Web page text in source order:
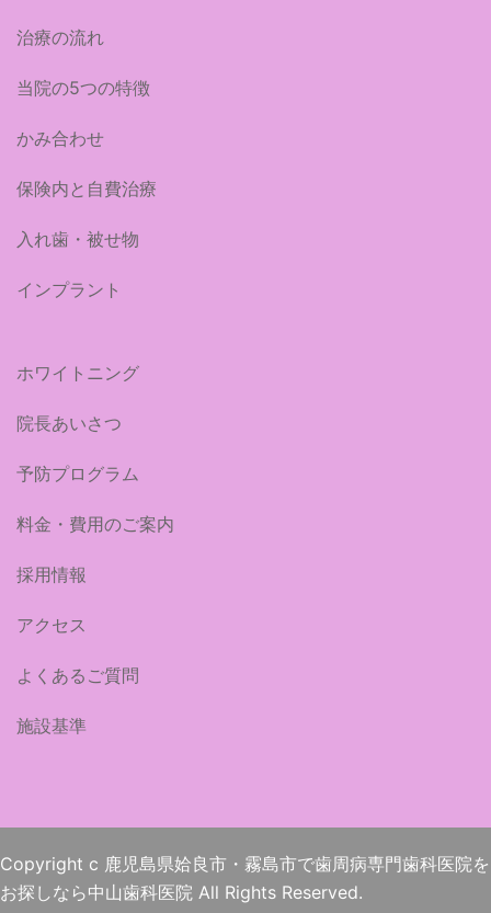
治療の流れ
当院の5つの特徴
かみ合わせ
保険内と自費治療
入れ歯・被せ物
インプラント
ホワイトニング
院長あいさつ
予防プログラム
料金・費用のご案内
採用情報
アクセス
よくあるご質問
施設基準
Copyright c 鹿児島県姶良市・霧島市で歯周病専門歯科医院を
お探しなら中山歯科医院 All Rights Reserved.